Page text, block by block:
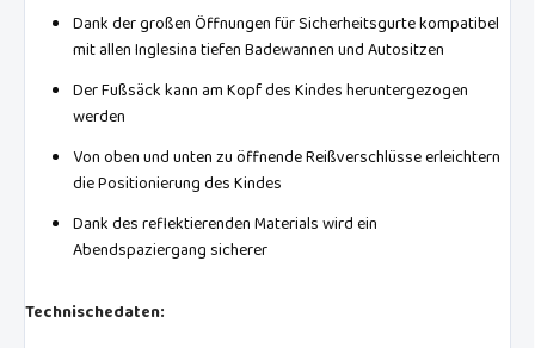
Dank der großen Öffnungen für Sicherheitsgurte kompatibel
mit allen Inglesina tiefen Badewannen und Autositzen
Der Fußsäck kann am Kopf des Kindes heruntergezogen
werden
Von oben und unten zu öffnende Reißverschlüsse erleichtern
die Positionierung des Kindes
Dank des reflektierenden Materials wird ein
Abendspaziergang sicherer
Technischedaten: